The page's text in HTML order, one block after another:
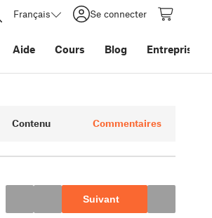
Français Se connecter
Aide Cours Blog Entreprise
Contenu Commentaires
Suivant